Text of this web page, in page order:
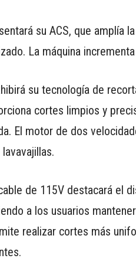
su ACS, que amplía
La máquina
su tecnología de
cortes limpios y
El motor de dos
de 115V destacará el
a los usuarios
realizar cortes más